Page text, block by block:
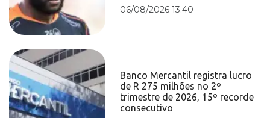
06/08/2026 13:40
Banco Mercantil registra lucro
de R 275 milhões no 2º
trimestre de 2026, 15º recorde
consecutivo